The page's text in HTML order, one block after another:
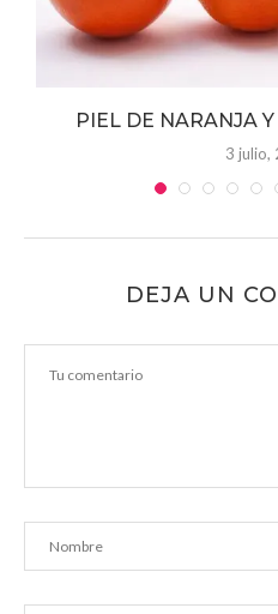
PIEL DE NARANJA
3 julio,
DEJA UN